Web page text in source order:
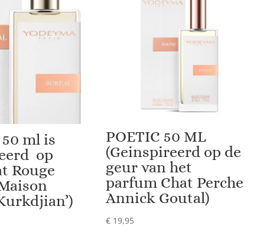
50 ml is
op
Rouge
POETIC 50 ML
(Geinspireerd op de
geur van het
parfum Chat Perche
Annick Goutal)
€ 19,95